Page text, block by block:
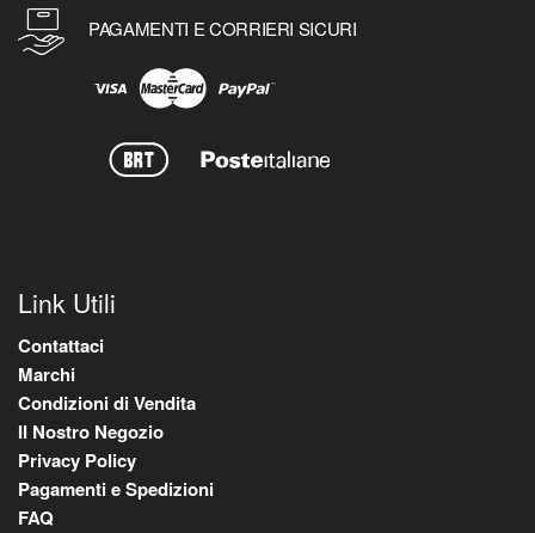
PAGAMENTI E CORRIERI SICURI
Link Utili
Contattaci
Marchi
Condizioni di Vendita
Il Nostro Negozio
Privacy Policy
Pagamenti e Spedizioni
FAQ